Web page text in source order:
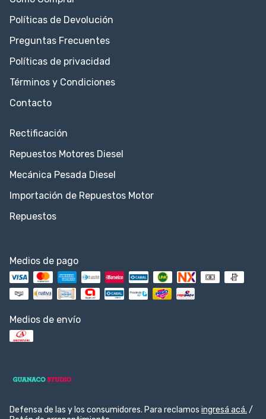
Políticas de Devolución
Preguntas Frecuentes
Políticas de privacidad
Términos y Condiciones
Contacto
Rectificación
Repuestos Motores Diesel
Mecánica Pesada Diesel
Importación de Repuestos Motor
Repuestos
Medios de pago
Medios de envío
Defensa de las y los consumidores. Para reclamos ingresá acá. /